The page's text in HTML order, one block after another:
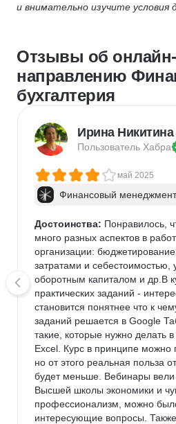
и внимательно изучите условия
Отзывы об онлайн-
направлению
бухгалтерия
Ирина Никитина
Пользователь Хабра
май 2025
Финансовый менеджмент
Достоинства: Понравилось,
много разных аспектов в
организации:
затратами и себестоимостью,
оборотным капиталом и др.В
практических заданий -
становится понятнее что к
заданий решается в Google
такие, которые нужно делать
Excel. Курс в принципе можно
но от этого реальная польза
будет меньше. Вебинары вели
Высшей школы экономики и
профессионализм, можно
интересующие вопросы.